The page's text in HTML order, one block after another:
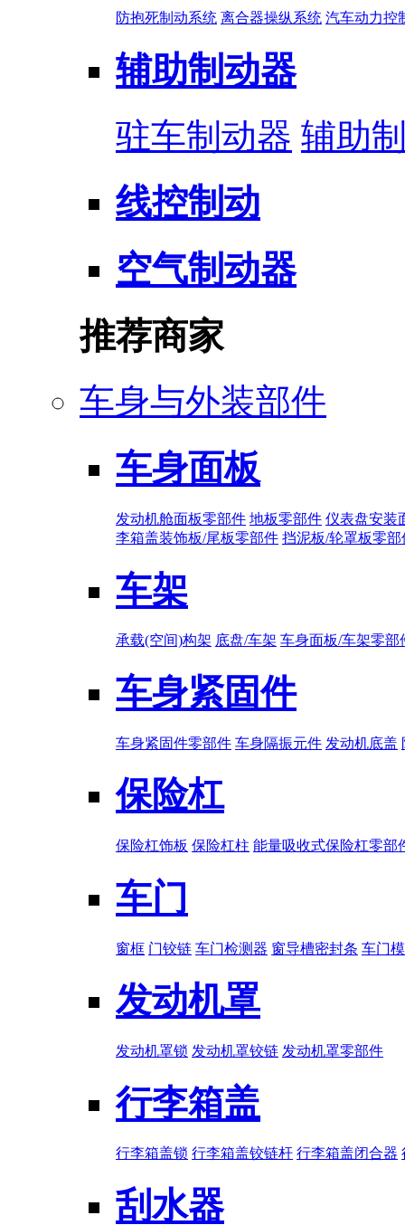
防抱死制动系统 离合器操纵系统 汽车动力控
辅助制动器
驻车制动器 辅助
线控制动
空气制动器
推荐商家
车身与外装部件
车身面板
发动机舱面板零部件 地板零部件 仪表盘安装
李箱盖装饰板/尾板零部件 挡泥板/轮罩板零部
车架
承载(空间)构架 底盘/车架 车身面板/车架零部
车身紧固件
车身紧固件零部件 车身隔振元件 发动机底盖
保险杠
保险杠饰板 保险杠柱 能量吸收式保险杠零部
车门
窗框 门铰链 车门检测器 窗导槽密封条 车门
发动机罩
发动机罩锁 发动机罩铰链 发动机罩零部件
行李箱盖
行李箱盖锁 行李箱盖铰链杆 行李箱盖闭合器
刮水器